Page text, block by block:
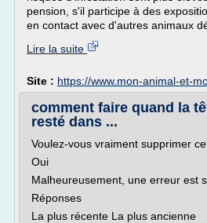
pension, s'il participe à des
en contact avec d'autres animaux
Lire la suite
Site : https://www.mon-animal-et-
comment faire quand la
resté dans ...
Voulez-vous vraiment supprimer
Oui
Malheureusement, une erreur est
Réponses
La plus récente La plus ancienne